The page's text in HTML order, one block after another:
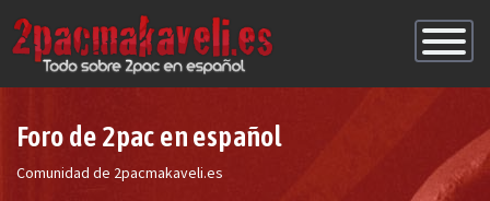
de
Foro de 2pac en español
Comunidad de 2pacmakaveli.es